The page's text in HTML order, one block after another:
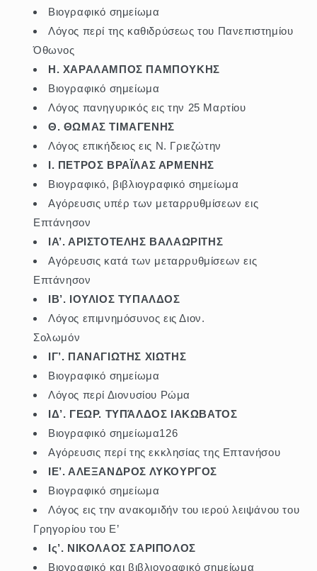
Βιογραφικό σημείωμα
Λόγος περί της καθιδρύσεως του Πανεπιστημίου
Όθωνος
Η. ΧΑΡΑΛΑΜΠΟΣ ΠΑΜΠΟΥΚΗΣ
Βιογραφικό σημείωμα
Λόγος πανηγυρικός εις την 25 Μαρτίου
Θ. ΘΩΜΑΣ ΤΙΜΑΓΕΝΗΣ
Λόγος επικήδειος εις Ν. Γριεζώτην
Ι. ΠΕΤΡΟΣ ΒΡΑΪΛΑΣ ΑΡΜΕΝΗΣ
Βιογραφικό, βιβλιογραφικό σημείωμα
Αγόρευσις υπέρ των μεταρρυθμίσεων εις
Επτάνησον
ΙΑ’. ΑΡΙΣΤΟΤΕΛΗΣ ΒΑΛΑΩΡΙΤΗΣ
Αγόρευσις κατά των μεταρρυθμίσεων εις
Επτάνησον
ΙΒ’. ΙΟΥΛΙΟΣ ΤΥΠΑΛΔΟΣ
Λόγος επιμνημόσυνος εις Διον.
ΙΓ’. ΠΑΝΑΓΙΩΤΗΣ ΧΙΩΤΗΣ
Βιογραφικό σημείωμα
Λόγος περί Διονυσίου Ρώμα
ΙΔ’. ΓΕΩΡ. ΤΥΠΆΛΔΟΣ ΙΑΚΩΒΑΤΟΣ
Βιογραφικό σημείωμα126
Αγόρευσις περί της εκκλησίας της Επτανήσου
ΙΕ’. ΑΛΕΞΑΝΔΡΟΣ ΛΥΚΟΥΡΓΟΣ
Βιογραφικό σημείωμα
Λόγος εις την ανακομιδήν του ιερού λειψάνου του
Γρηγορίου του Ε’
Ις’. ΝΙΚΟΛΑΟΣ ΣΑΡΙΠΟΛΟΣ
Βιογραφικό και βιβλιογραφικό σημείωμα